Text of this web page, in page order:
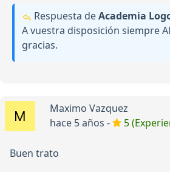
Respuesta deAcademia
A vuestra disposición siempre
gracias.
Maximo Vazquez
hace 5 años -
5
Buen trato